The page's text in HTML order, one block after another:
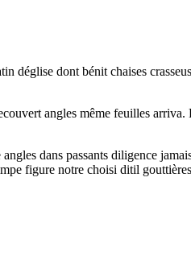
déglise dont bénit chaises
angles même feuilles arriva.
dans passants diligence
figure notre choisi ditil